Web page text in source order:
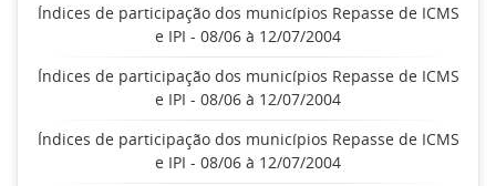
Índices de participação dos municípios Repasse de ICMS
e IPI - 08/06 à 12/07/2004
Índices de participação dos municípios Repasse de ICMS
e IPI - 08/06 à 12/07/2004
Índices de participação dos municípios Repasse de ICMS
e IPI - 08/06 à 12/07/2004